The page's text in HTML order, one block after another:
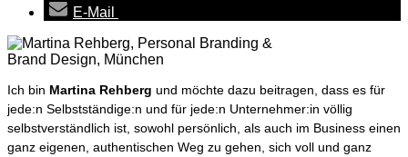
E-Mail
Ich bin Martina Rehberg und möchte dazu beitragen, dass es für
jede:n Selbstständige:n und für jede:n Unternehmer:in völlig
selbstverständlich ist, sowohl persönlich, als auch im Business einen
ganz eigenen, authentischen Weg zu gehen, sich voll und ganz